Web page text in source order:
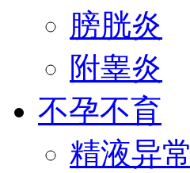
膀胱炎
附睾炎
不孕不育
精液异常